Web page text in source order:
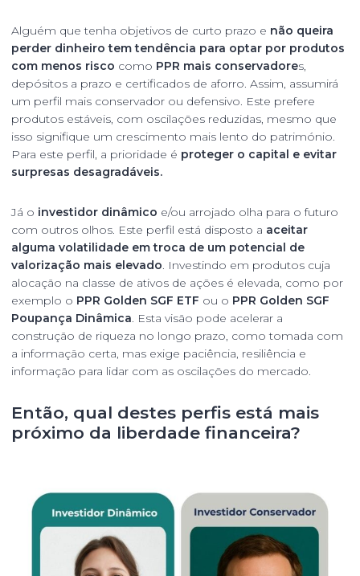
Alguém que tenha objetivos de curto prazo e não queira
perder dinheiro tem tendência para optar por produtos
com menos risco como PPR mais conservadores,
depósitos a prazo e certificados de aforro. Assim, assumirá
um perfil mais conservador ou defensivo. Este prefere
produtos estáveis, com oscilações reduzidas, mesmo que
isso signifique um crescimento mais lento do património.
Para este perfil, a prioridade é proteger o capital e evitar
surpresas desagradáveis.
Já o investidor dinâmico e/ou arrojado olha para o futuro
com outros olhos. Este perfil está disposto a aceitar
alguma volatilidade em troca de um potencial de
valorização mais elevado. Investindo em produtos cuja
alocação na classe de ativos de ações é elevada, como por
exemplo o PPR Golden SGF ETF ou o PPR Golden SGF
Poupança Dinâmica. Esta visão pode acelerar a
construção de riqueza no longo prazo, como tomada com
a informação certa, mas exige paciência, resiliência e
informação para lidar com as oscilações do mercado.
Então, qual destes perfis está mais
próximo da liberdade financeira?